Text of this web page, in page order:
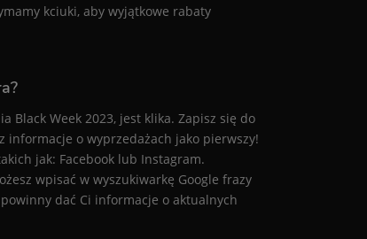
kciuki, aby wyjątkowe rabaty
Black Week 2023, jest klika. Zapisz się do
informacje o wyprzedażach jako pierwszy!
jak: Facebook lub Instagram.
wpisać w wyszukiwarkę Google frazy
powinny dać Ci informacje o aktualnych